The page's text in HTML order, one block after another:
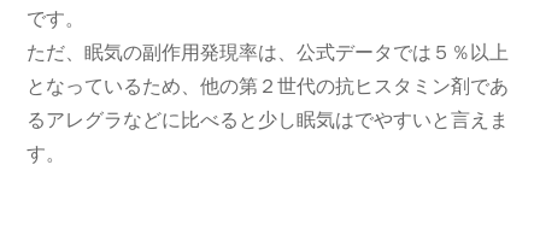
です。
ただ、眠気の副作用発現率は、公式データでは５％以上
となっているため、他の第２世代の抗ヒスタミン剤であ
るアレグラなどに比べると少し眠気はでやすいと言えま
す。